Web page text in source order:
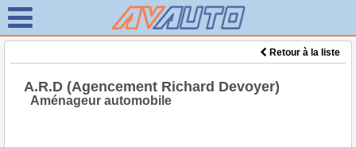
Retour à la liste
A.R.D (Agencement Richard Devoyer)
Aménageur automobile